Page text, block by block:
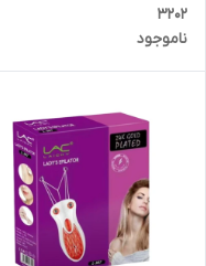
3202
ناموجود